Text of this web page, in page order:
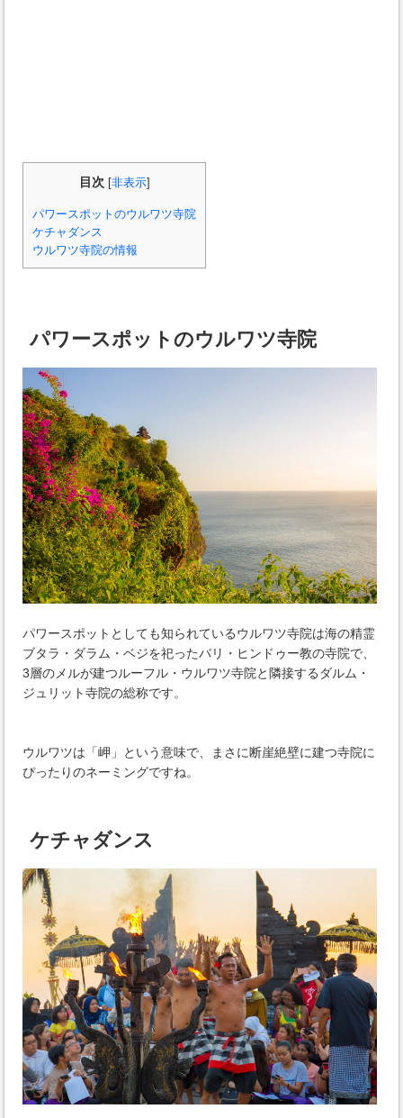
目次 非表示]
パワースポットのウルワツ寺院
ケチャダンス
ウルワツ寺院の情報
パワースポットのウルワツ寺院
パワースポットとしても知られているウルワツ寺院は海の精霊
ブタラ・ダラム・ベジを祀ったバリ・ヒンドゥー教の寺院で、
3層のメルが建つルーフル・ウルワツ寺院と隣接するダルム・
ジュリット寺院の総称です。
ウルワツは「岬」という意味で、まさに断崖絶壁に建つ寺院に
ぴったりのネーミングですね。
ケチャダンス